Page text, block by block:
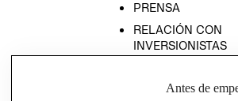
PRENSA
RELACIÓN CON
INVERSIONISTAS
EMPRESARIAL
Antes de